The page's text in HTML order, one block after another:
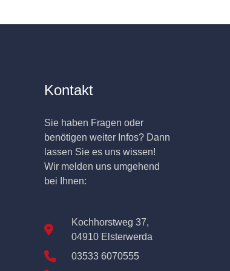
Kontakt
Sie haben Fragen oder
benötigen weiter Infos? Dann
lassen Sie es uns wissen!
Wir melden uns umgehend
bei Ihnen:
Kochhorstweg 37,
04910 Elsterwerda
03533 6070555